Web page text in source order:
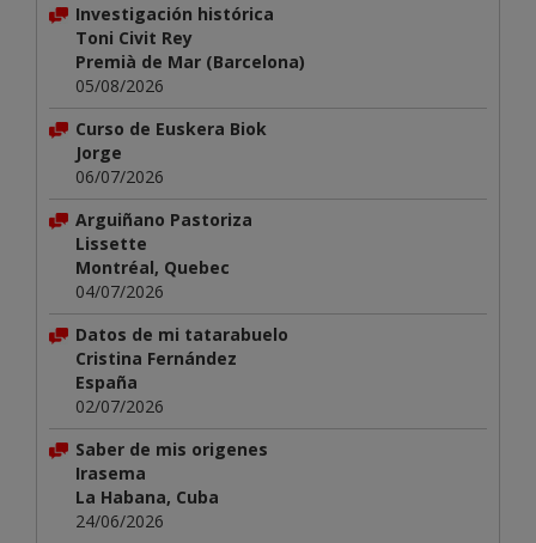
Investigación histórica
Toni Civit Rey
Premià de Mar (Barcelona)
05/08/2026
Curso de Euskera Biok
Jorge
06/07/2026
Arguiñano Pastoriza
Lissette
Montréal, Quebec
04/07/2026
Datos de mi tatarabuelo
Cristina Fernández
España
02/07/2026
Saber de mis origenes
Irasema
La Habana, Cuba
24/06/2026